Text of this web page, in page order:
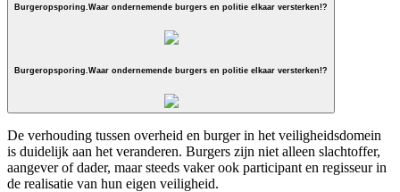
Burgeropsporing.Waar ondernemende burgers en politie elkaar versterken!?
Burgeropsporing.Waar ondernemende burgers en politie elkaar versterken!?
De verhouding tussen overheid en burger in het veiligheidsdomein
is duidelijk aan het veranderen. Burgers zijn niet alleen slachtoffer,
aangever of dader, maar steeds vaker ook participant en regisseur in
de realisatie van hun eigen veiligheid.